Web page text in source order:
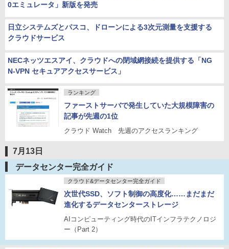
0エミュレータ」新版を発売
日立システムズとパスコ、ドローンによる3次元測量を支援する
クラウドサービス
NECネッツエスアイ、クラウドへの閉域網接続を提供する「NG
N-VPN セキュアアクセスサービス」
ランキング
ファーストサーバで発生していた大規模障害の
記事が先週の1位
クラウド Watch 先週のアクセスランキング
7月13日
データセンター完全ガイド
クラウド&データセンター完全ガイド
次世代SSD、ソフト制御の高度化……まだまだ
進化するデータセンターストレージ
AIコンピューティング時代のITインフラテクノロジ
ー（Part 2）